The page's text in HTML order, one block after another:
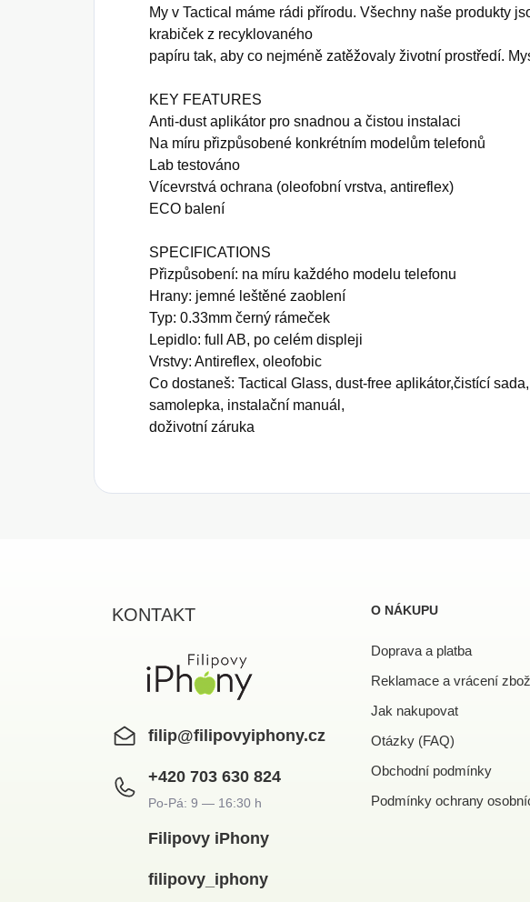
My v Tactical máme rádi přírodu. Všechny naše produkty
krabiček z recyklovaného
papíru tak, aby co nejméně zatěžovaly životní prostředí.
KEY FEATURES
Anti-dust aplikátor pro snadnou a čistou instalaci
Na míru přizpůsobené konkrétním modelům telefonů
Lab testováno
Vícevrstvá ochrana (oleofobní vrstva, antireflex)
ECO balení
SPECIFICATIONS
Přizpůsobení: na míru každého modelu telefonu
Hrany: jemné leštěné zaoblení
Typ: 0.33mm černý rámeček
Lepidlo: full AB, po celém displeji
Vrstvy: Antireflex, oleofobic
Co dostaneš: Tactical Glass, dust-free aplikátor,čistící sada,
samolepka, instalační manuál,
doživotní záruka
KONTAKT
filip@filipovyiphony.cz
+420 703 630 824
Filipovy iPhony
filipovy_iphony
O NÁKUPU
Doprava a platba
Reklamace a vrácení
Jak nakupovat
Otázky (FAQ)
Obchodní podmínky
Podmínky ochrany